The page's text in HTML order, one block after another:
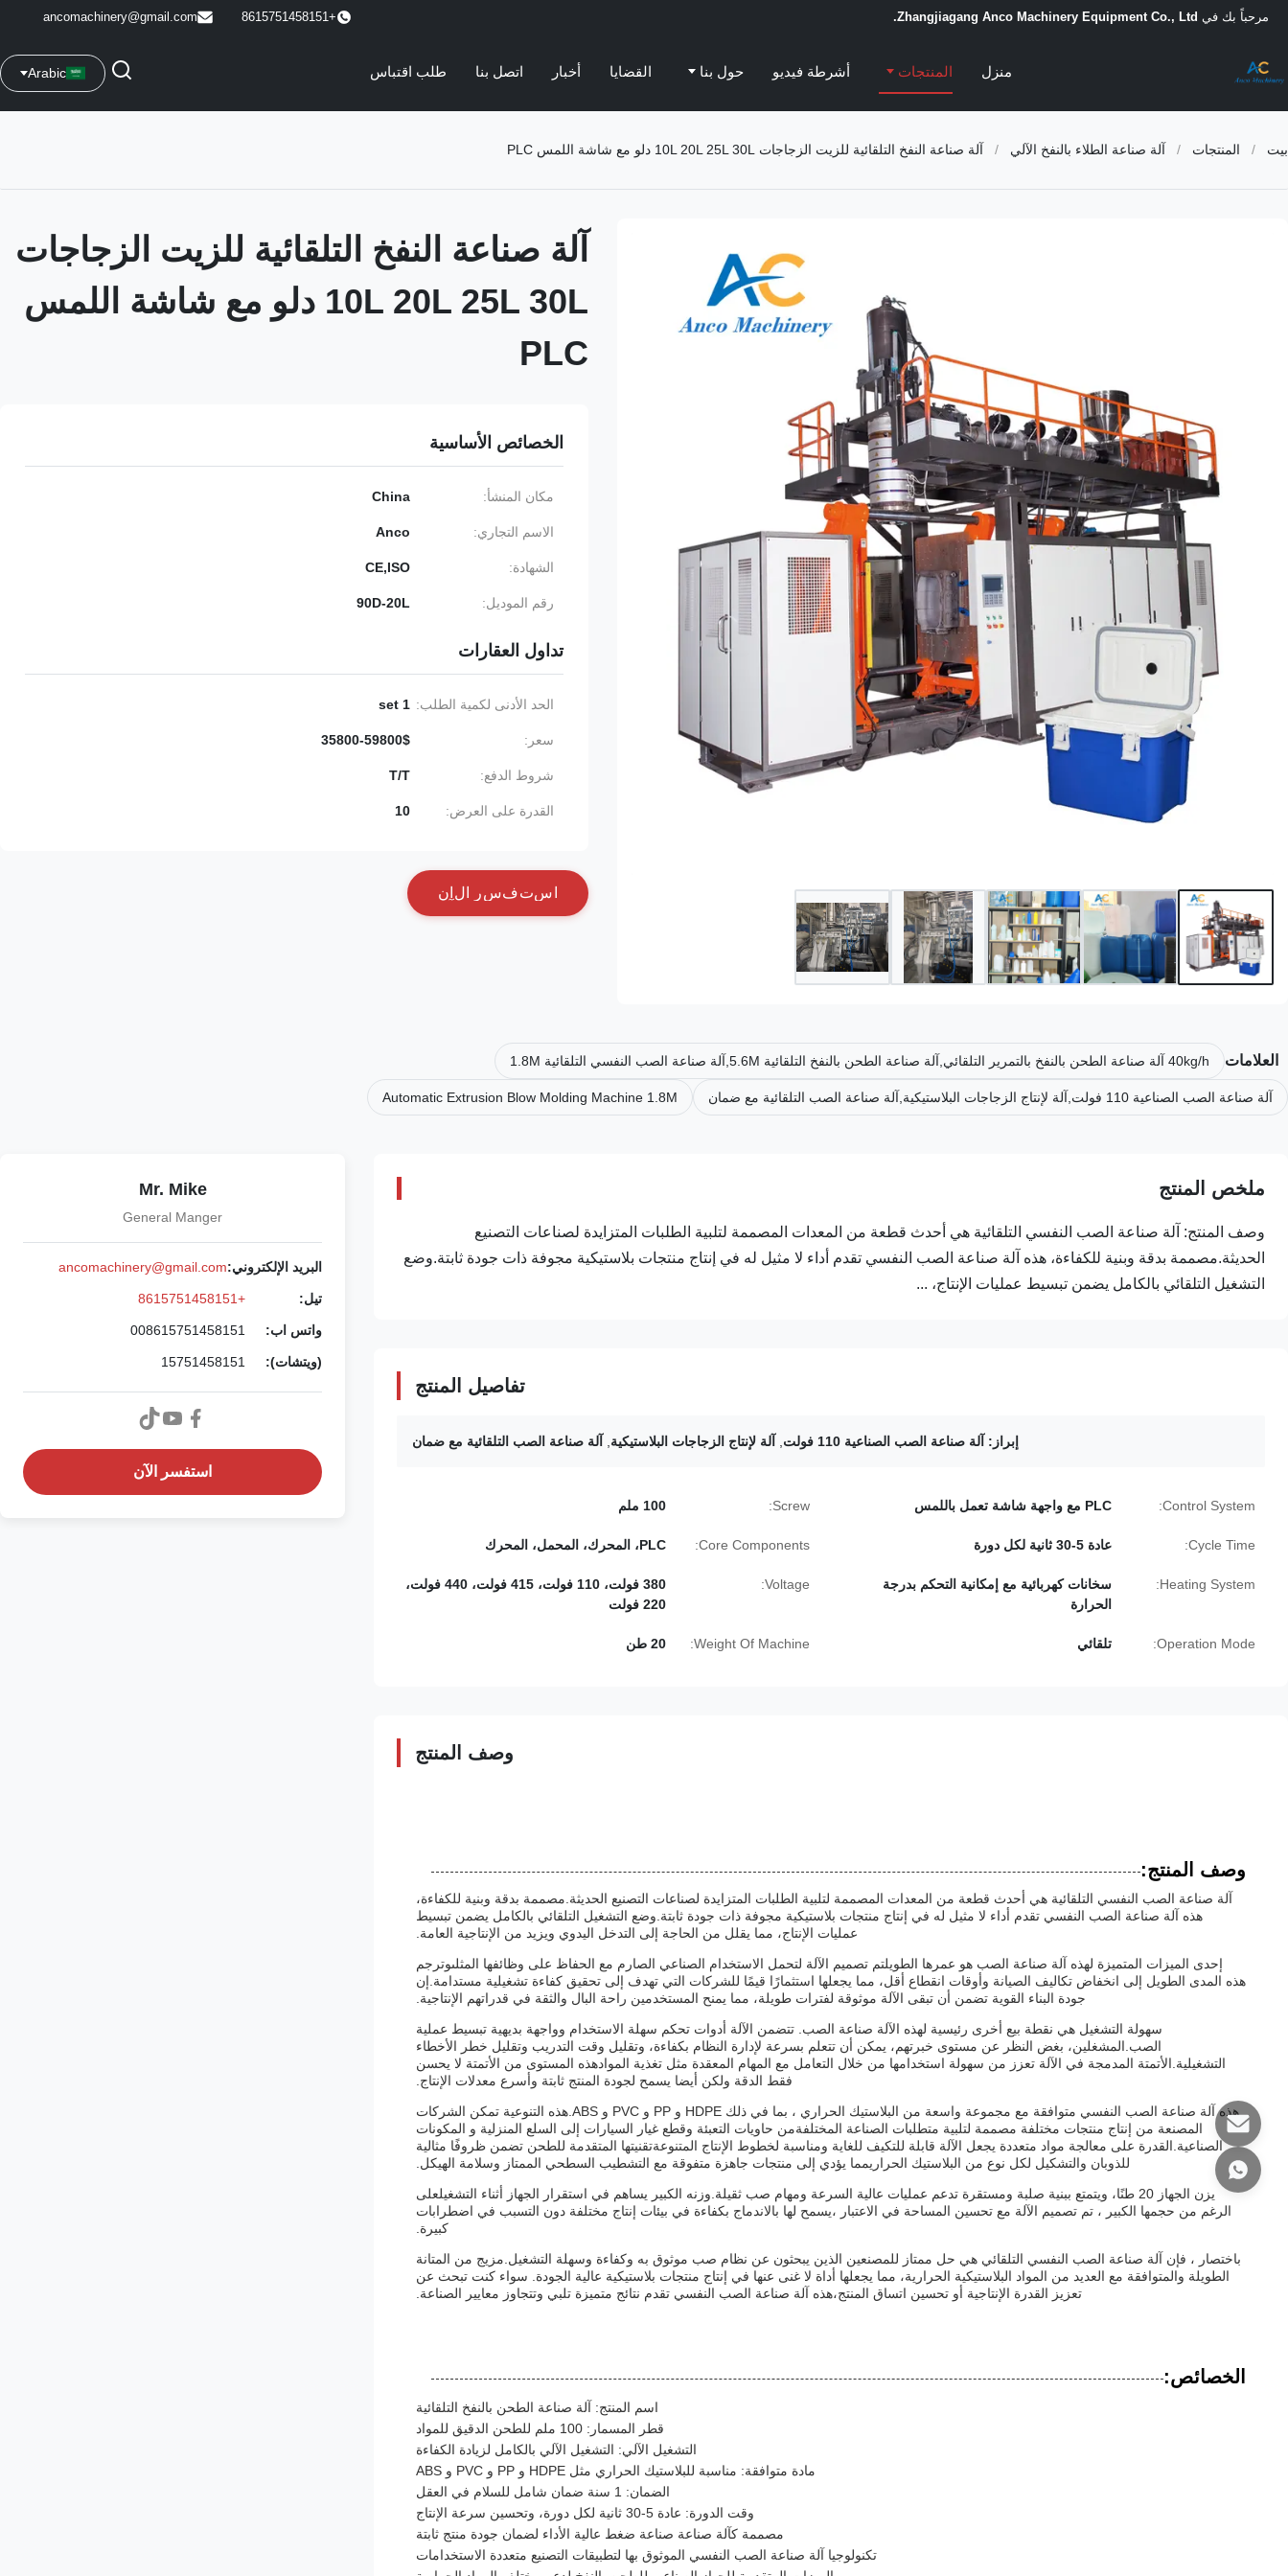
مرحباً بك في Zhangjiagang Anco Machinery Equipment Co., Ltd.
+8615751458151
ancomachinery@gmail.com
منزل المنتجات أشرطة فيديو حول بنا القضايا أخبار اتصل بنا طلب اقتباس Arabic
بيت / المنتجات / آلة صناعة الطلاء بالنفخ الآلي / آلة صناعة النفخ التلقائية للزيت الزجاجات 10L 20L 25L 30L دلو مع شاشة اللمس PLC
آلة صناعة النفخ التلقائية للزيت الزجاجات
10L 20L 25L 30L دلو مع شاشة اللمس
PLC
الخصائص الأساسية
مكان المنشأ: China
الاسم التجاري: Anco
الشهادة: CE,ISO
رقم الموديل: 90D-20L
تداول العقارات
الحد الأدنى لكمية الطلب: 1 set
سعر: 35800-59800$
شروط الدفع: T/T
القدرة على العرض: 10
ستفسر ل ن
العلامات 40kg/h آلة صناعة الطحن بالنفخ بالتمرير التلقائي,آلة صناعة الطحن بالنفخ التلقائية 5.6M,آلة صناعة الصب النفسي التلقائية 1.8M
آلة صناعة الصب الصناعية 110 فولت,آلة لإنتاج الزجاجات البلاستيكية,آلة صناعة الصب التلقائية مع ضمان Automatic Extrusion Blow Molding Machine 1.8M
ملخص المنتج
وصف المنتج: آلة صناعة الصب النفسي التلقائية هي أحدث قطعة من المعدات المصممة لتلبية الطلبات المتزايدة لصناعات التصنيع
الحديثة.مصممة بدقة وبنية للكفاءة، هذه آلة صناعة الصب النفسي تقدم أداء لا مثيل له في إنتاج منتجات بلاستيكية مجوفة ذات جودة ثابتة.وضع
التشغيل التلقائي بالكامل يضمن تبسيط عمليات الإنتاج، ...
تفاصيل المنتج
إبراز: آلة صناعة الصب الصناعية 110 فولت آلة لإنتاج الزجاجات البلاستيكية آلة صناعة الصب التلقائية مع ضمان
Control System: PLC مع واجهة شاشة تعمل باللمس Screw: 100 ملم
Cycle Time: عادة 5-30 ثانية لكل دورة Core Components: PLC، المحرك، المحمل، المحرك
Heating System:
سخانات كهربائية مع إمكانية التحكم بدرجة
الحرارة
Voltage:
380 فولت، 110 فولت، 415 فولت، 440 فولت،
220 فولت
Operation Mode: تلقائي Weight Of Machine: 20 طن
وصف المنتج
وصف المنتج:
آلة صناعة الصب النفسي التلقائية هي أحدث قطعة من المعدات المصممة لتلبية الطلبات المتزايدة لصناعات التصنيع الحديثة.مصممة بدقة وبنية للكفاءة،
هذه آلة صناعة الصب النفسي تقدم أداء لا مثيل له في إنتاج منتجات بلاستيكية مجوفة ذات جودة ثابتة.وضع التشغيل التلقائي بالكامل يضمن تبسيط
عمليات الإنتاج، مما يقلل من الحاجة إلى التدخل اليدوي ويزيد من الإنتاجية العامة.
إحدى الميزات المتميزة لهذه آلة صناعة الصب هو عمرها الطويلتم تصميم الآلة لتحمل الاستخدام الصناعي الصارم مع الحفاظ على وظائفها المثلىوترجم
هذه المدى الطويل إلى انخفاض تكاليف الصيانة وأوقات انقطاع أقل، مما يجعلها استثمارًا قيمًا للشركات التي تهدف إلى تحقيق كفاءة تشغيلية مستدامة.إن
جودة البناء القوية تضمن أن تبقى الآلة موثوقة لفترات طويلة، مما يمنح المستخدمين راحة البال والثقة في قدراتهم الإنتاجية.
سهولة التشغيل هي نقطة بيع أخرى رئيسية لهذه الآلة صناعة الصب. تتضمن الآلة أدوات تحكم سهلة الاستخدام وواجهة بديهية تبسيط عملية
الصب.المشغلين، بغض النظر عن مستوى خبرتهم، يمكن أن تتعلم بسرعة لإدارة النظام بكفاءة، وتقليل وقت التدريب وتقليل خطر الأخطاء
التشغيلية.الأتمتة المدمجة في الآلة تعزز من سهولة استخدامها من خلال التعامل مع المهام المعقدة مثل تغذية الموادهذه المستوى من الأتمتة لا يحسن
فقط الدقة ولكن أيضا يسمح لجودة المنتج ثابتة وأسرع معدلات الإنتاج.
هذه آلة صناعة الصب النفسي متوافقة مع مجموعة واسعة من البلاستيك الحراري ، بما في ذلك HDPE و PP و PVC و ABS.هذه التنوعية تمكن الشركات
المصنعة من إنتاج منتجات مختلفة مصممة لتلبية متطلبات الصناعة المختلفةمن حاويات التعبئة وقطع غيار السيارات إلى السلع المنزلية و المكونات
الصناعية.القدرة على معالجة مواد متعددة يجعل الآلة قابلة للتكيف للغاية ومناسبة لخطوط الإنتاج المتنوعةتقنيتها المتقدمة للطحن تضمن ظروفًا مثالية
للذوبان والتشكيل لكل نوع من البلاستيك الحراريمما يؤدي إلى منتجات جاهزة متفوقة مع التشطيب السطحي الممتاز وسلامة الهيكل.
يزن الجهاز 20 طنًا، ويتمتع ببنية صلبة ومستقرة تدعم عمليات عالية السرعة ومهام صب ثقيلة.وزنه الكبير يساهم في استقرار الجهاز أثناء التشغيلعلى
الرغم من حجمها الكبير ، تم تصميم الآلة مع تحسين المساحة في الاعتبار ،يسمح لها بالاندماج بكفاءة في بيئات إنتاج مختلفة دون التسبب في اضطرابات
كبيرة.
باختصار ، فإن آلة صناعة الصب النفسي التلقائي هي حل ممتاز للمصنعين الذين يبحثون عن نظام صب موثوق به وكفاءة وسهلة التشغيل.مزيج من المتانة
الطويلة والمتوافقة مع العديد من المواد البلاستيكية الحرارية، مما يجعلها أداة لا غنى عنها في إنتاج منتجات بلاستيكية عالية الجودة. سواء كنت تبحث عن
تعزيز القدرة الإنتاجية أو تحسين اتساق المنتج،هذه آلة صناعة الصب النفسي تقدم نتائج متميزة تلبي وتتجاوز معايير الصناعة.
الخصائص:
اسم المنتج: آلة صناعة الطحن بالنفخ التلقائية
قطر المسمار: 100 ملم للطحن الدقيق للمواد
التشغيل الآلي: التشغيل الآلي بالكامل لزيادة الكفاءة
مادة متوافقة: مناسبة للبلاستيك الحراري مثل HDPE و PP و PVC و ABS
الضمان: 1 سنة ضمان شامل للسلام في العقل
وقت الدورة: عادة 5-30 ثانية لكل دورة، وتحسين سرعة الإنتاج
مصممة كآلة صناعة صناعة ضغط عالية الأداء لضمان جودة منتج ثابتة
تكنولوجيا آلة صناعة الصب النفسي الموثوق بها لتطبيقات التصنيع متعددة الاستخدامات
Mr. Mike
General Manger
البريد الإلكتروني:ancomachinery@gmail.com
تيل: +8615751458151
واتس اب: 008615751458151
(ويتشات): 15751458151
استفسر الآن